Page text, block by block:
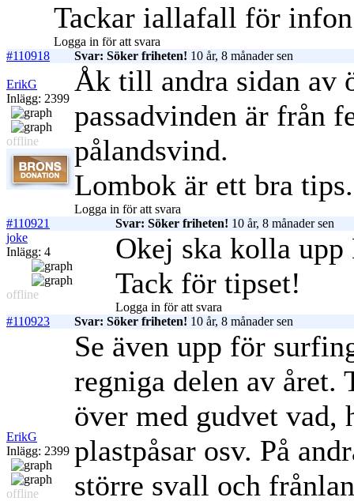
Tackar iallafall för
Logga in för att svara
#110918
Svar: Söker friheten! 10 år, 8 månader sen
ErikG
Inlägg: 2399
offline
Åk till andra sidan av
passadvinden är från
pålandsvind.
Lombok är ett bra tips.
Logga in för att svara
#110921
Svar: Söker friheten! 10 år, 8 månader sen
joke
Inlägg: 4
offline
Okej ska kolla
Tack för tipset!
Logga in för att svara
#110923
Svar: Söker friheten! 10 år, 8 månader sen
ErikG
Inlägg: 2399
offline
Se även upp för
regniga delen av året.
över med gudvet vad,
plastpåsar osv. På
större svall och